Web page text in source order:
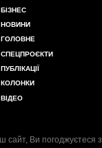
БІЗНЕС
НОВИНИ
ГОЛОВНЕ
СПЕЦПРОЄКТИ
ПУБЛІКАЦІЇ
КОЛОНКИ
ВІДЕО
сайт, Ви погоджуєтеся з